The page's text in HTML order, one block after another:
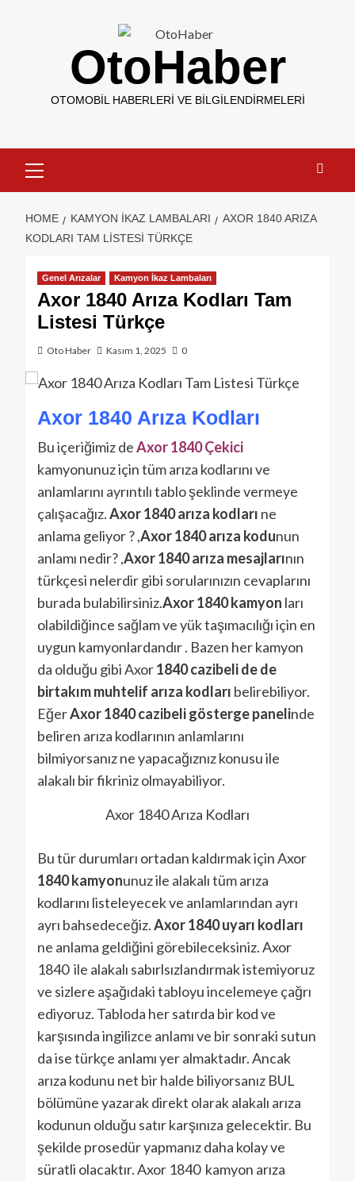
OtoHaber
OTOMOBIL HABERLERI VE BILGILENDIRMELERI
HOME KAMYON İKAZ LAMBALARI
AXOR 1840 ARIZA
KODLARI TAM LISTESI TÜRKÇE
Genel Arızalar Kamyon İkaz Lambaları
Axor 1840 Arıza Kodları Tam
Listesi Türkçe
Oto Haber Kasım 1, 2025 0
Axor 1840 Arıza Kodları
Bu içeriğimiz deAxor 1840 Çekici
kamyonunuz için tüm arıza kodlarını ve
anlamlarını ayrıntılı tablo şeklinde vermeye
çalışacağız.Axor 1840 arıza kodları ne
anlama geliyor ? ,Axor 1840 arıza kodunun
anlamı nedir? ,Axor 1840 arıza mesajlarının
türkçesi nelerdir gibi sorularınızın cevaplarını
burada bulabilirsiniz.Axor 1840 kamyon ları
olabildiğince sağlam ve yük taşımacılığı için en
uygun kamyonlardandır . Bazen her kamyon
da olduğu gibi Axor1840 cazibeli de de
birtakım muhtelif arıza kodları belirebiliyor.
EğerAxor 1840 cazibeli gösterge panelinde
beliren arıza kodlarının anlamlarını
bilmiyorsanız ne yapacağıznız konusu ile
alakalı bir fikriniz olmayabiliyor.
Axor 1840 Arıza Kodları
Bu tür durumları ortadan kaldırmak için Axor
1840 kamyonunuz ile alakalı tüm arıza
kodlarını listeleyecek ve anlamlarından ayrı
ayrı bahsedeceğiz.Axor 1840 uyarı kodları
ne anlama geldiğini görebileceksiniz. Axor
1840 ile alakalı sabırlsızlandırmak istemiyoruz
ve sizlere aşağıdaki tabloyu incelemeye çağrı
ediyoruz. Tabloda her satırda bir kod ve
karşısında ingilizce anlamı ve bir sonraki sutun
da ise türkçe anlamı yer almaktadır. Ancak
arıza kodunu net bir halde biliyorsanız BUL
bölümüne yazarak direkt olarak alakalı arıza
kodunun olduğu satır karşınıza gelecektir. Bu
şekilde prosedür yapmanız daha kolay ve
süratli olacaktır. Axor 1840 kamyon arıza